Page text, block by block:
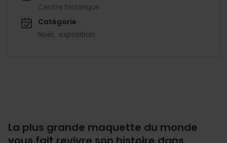
Centre historique
Catégorie
Noël
exposition
La plus grande maquette du monde